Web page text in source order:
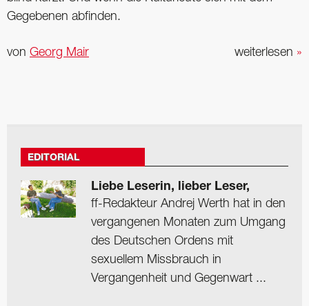
Gegebenen abfinden.
weiterlesen »
von Georg Mair
EDITORIAL
Liebe Leserin, lieber Leser,
ff-Redakteur Andrej Werth hat in den
vergangenen Monaten zum Umgang
des Deutschen Ordens mit
sexuellem Missbrauch in
Vergangenheit und Gegenwart ...